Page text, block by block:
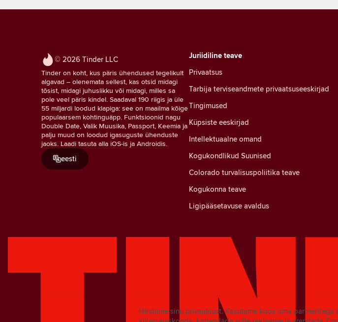
© 2026 Tinder LLC
Tinder on koht, kus päris ühendused tegelikult
algavad – olenemata sellest, kas otsid midagi
tõsist, midagi juhuslikku või midagi, milles sa
pole veel päris kindel. Saadaval 190 riigis ja üle
55 miljardi loodud klapiga: see on maailma kõige
populaarsem kohtinguäpp. Funktsioonid nagu
Double Date, Valik Muusika, Passport, Keemia ja
palju muud on loodud igasuguste ühenduste
jaoks. Laadi tasuta alla iOS-is ja Androidis.
eesti
Juriidiline teave
Privaatsus
Tarbija terviseandmete privaatsuseeskirjad
Tingimused
Küpsiste eeskirjad
Intellektuaalne omand
Kogukondlikud Suunised
Colorado turvalisuspoliitika teave
Kogukonna teave
Ligipääsetavuse avaldus
Hindame sinu privaatsust. Kasutame koos oma